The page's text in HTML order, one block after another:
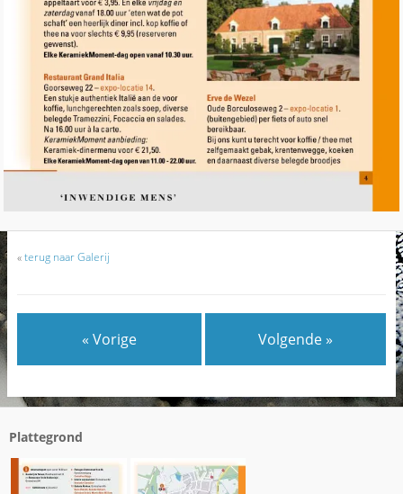
«terug naar Galerij
« Vorige Volgende »
Plattegrond